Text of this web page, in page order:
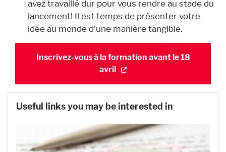
avez travaillé dur pour vous rendre au stade du
lancement! Il est temps de présenter votre
idée au monde d’une manière tangible.
Inscrivez-vous à la formation avant le 18
avril
Useful links you may be interested in